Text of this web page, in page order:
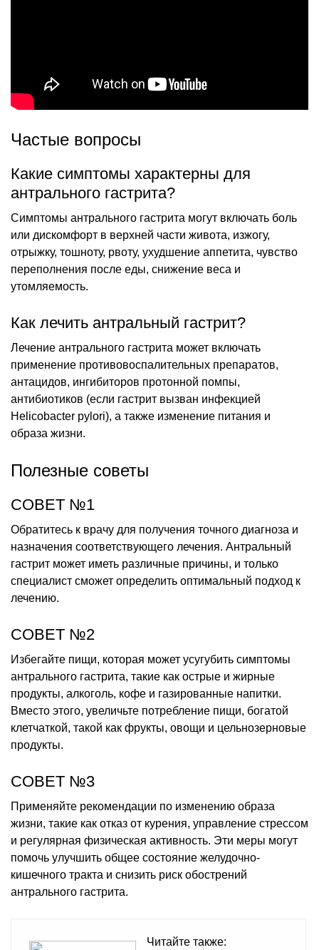
Частые вопросы
Какие симптомы характерны для
антрального гастрита?
Симптомы антрального гастрита могут включать боль
или дискомфорт в верхней части живота, изжогу,
отрыжку, тошноту, рвоту, ухудшение аппетита, чувство
переполнения после еды, снижение веса и
утомляемость.
Как лечить антральный гастрит?
Лечение антрального гастрита может включать
применение противовоспалительных препаратов,
антацидов, ингибиторов протонной помпы,
антибиотиков (если гастрит вызван инфекцией
Helicobacter pylori), а также изменение питания и
образа жизни.
Полезные советы
СОВЕТ №1
Обратитесь к врачу для получения точного диагноза и
назначения соответствующего лечения. Антральный
гастрит может иметь различные причины, и только
специалист сможет определить оптимальный подход к
лечению.
СОВЕТ №2
Избегайте пищи, которая может усугубить симптомы
антрального гастрита, такие как острые и жирные
продукты, алкоголь, кофе и газированные напитки.
Вместо этого, увеличьте потребление пищи, богатой
клетчаткой, такой как фрукты, овощи и цельнозерновые
продукты.
СОВЕТ №3
Применяйте рекомендации по изменению образа
жизни, такие как отказ от курения, управление стрессом
и регулярная физическая активность. Эти меры могут
помочь улучшить общее состояние желудочно-
кишечного тракта и снизить риск обострений
антрального гастрита.
Читайте также: